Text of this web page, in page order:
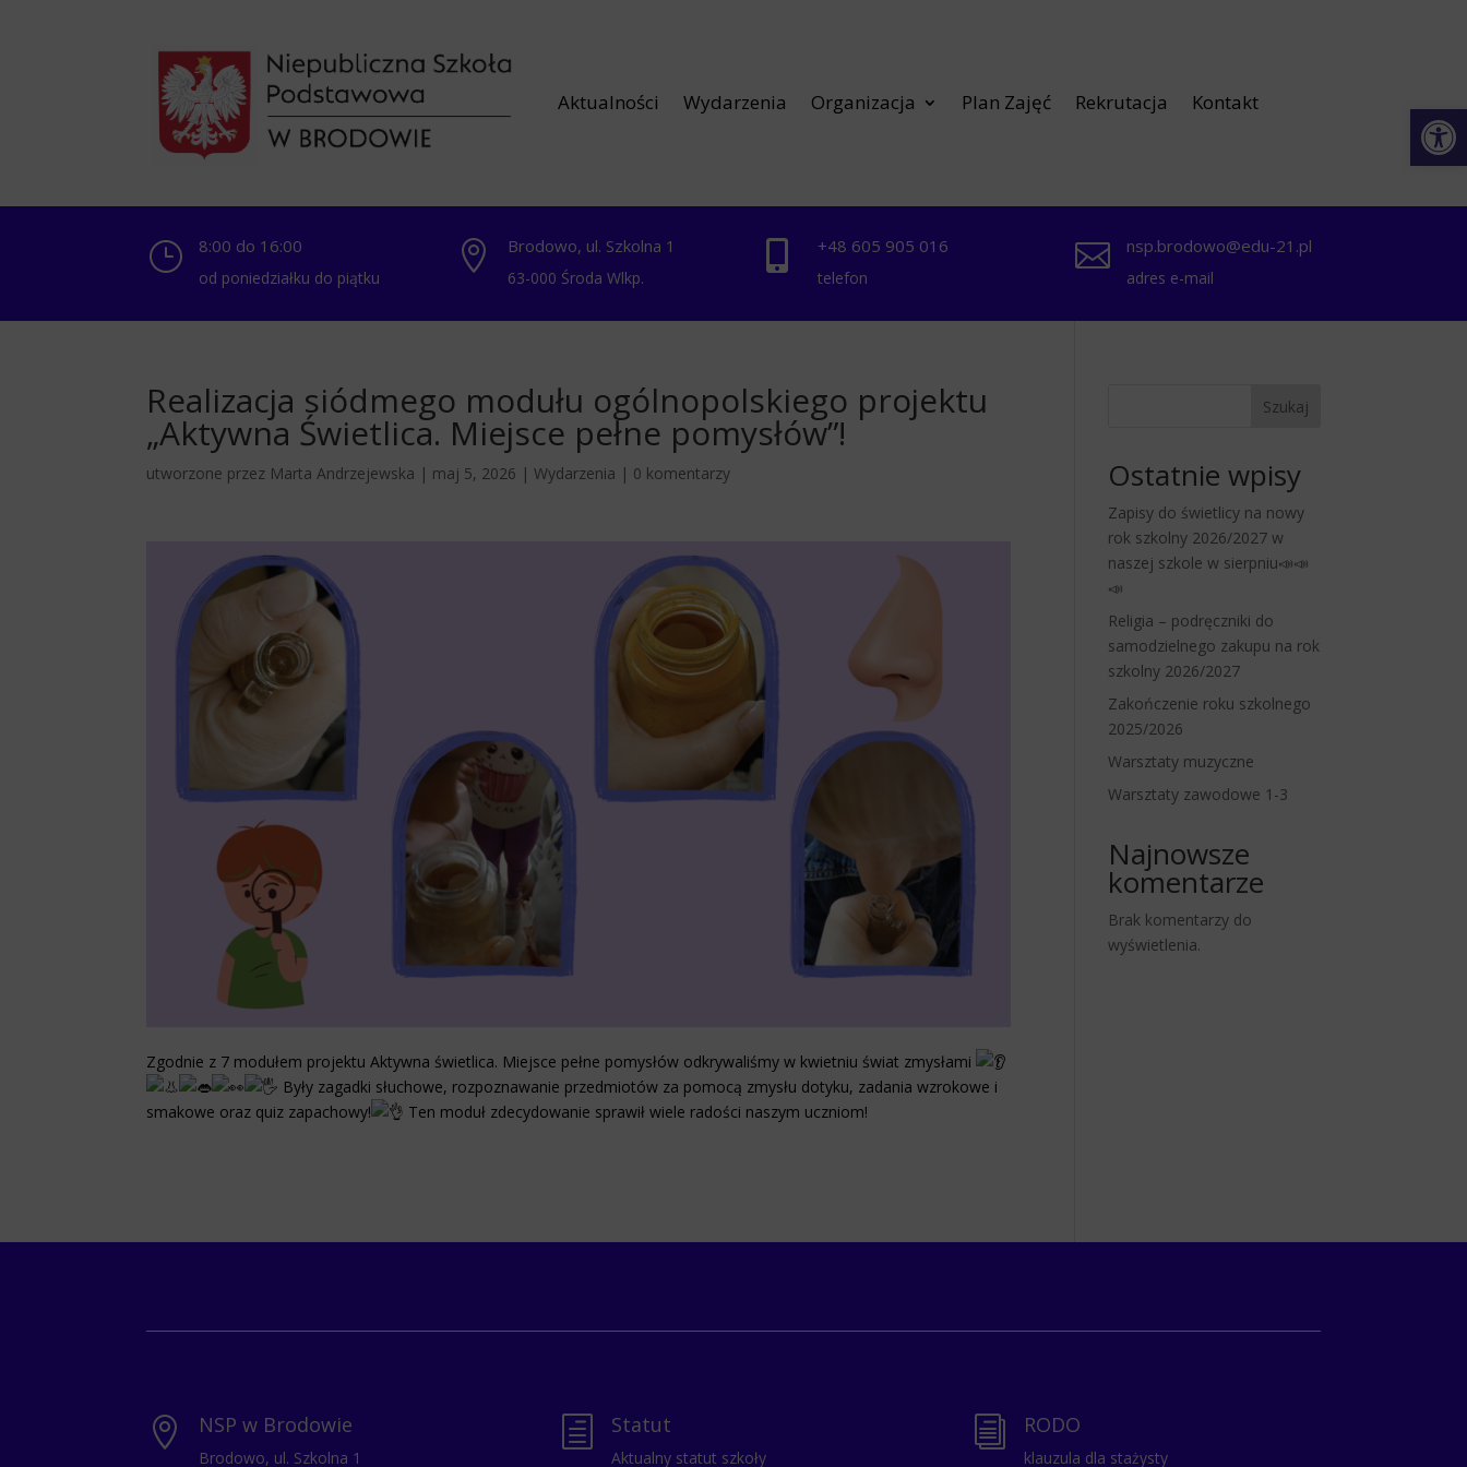
Aktualności Wydarzenia Organizacja Plan Zajęć Rekrutacja Kontakt
} 8:00 do 16:00
od poniedziałku do piątku
 Brodowo, ul. Szkolna 1
63-000 Środa Wlkp.
 +48 ‭605 905 016‬
telefon
 nsp.brodowo@edu-21.pl
adres e-mail
Realizacja siódmego modułu ogólnopolskiego projektu
„Aktywna Świetlica. Miejsce pełne pomysłów”!
utworzone przez Marta Andrzejewska | maj 5, 2026 |Wydarzenia | 0 komentarzy
Zgodnie z 7 modułem projektu Aktywna świetlica. Miejsce pełne pomysłów odkrywaliśmy w kwietniu świat zmysłami
Były zagadki słuchowe, rozpoznawanie przedmiotów za pomocą zmysłu dotyku, zadania wzrokowe i
smakowe oraz quiz zapachowy!
Ten moduł zdecydowanie sprawił wiele radości naszym uczniom!
Szukaj
Ostatnie wpisy
Zapisy do świetlicy na nowy
rok szkolny 2026/2027 w
naszej szkole w sierpniu📣📣
📣
Religia – podręczniki do
samodzielnego zakupu na rok
szkolny 2026/2027
Zakończenie roku szkolnego
2025/2026
Warsztaty muzyczne
Warsztaty zawodowe 1-3
Najnowsze
komentarze
Brak komentarzy do
wyświetlenia.
 NSP w Brodowie
Brodowo, ul. Szkolna 1
h Statut
Aktualny statut szkoły
i RODO
klauzula dla stażysty